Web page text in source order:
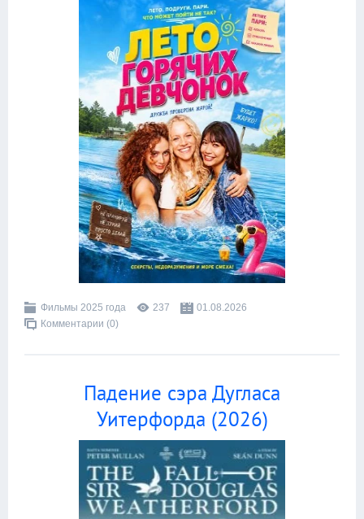
Фильмы 2025 года 237
01.08.2026
Комментарии (0)
Падение сэра Дугласа
Уитерфорда (2026)